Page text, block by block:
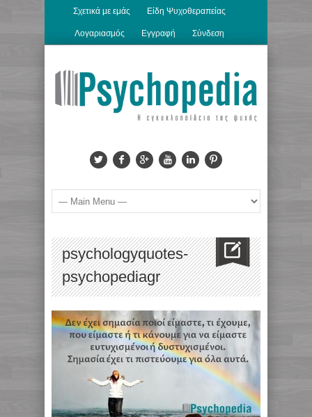
Σχετικά με εμάς Είδη Ψυχοθεραπείας
Λογαριασμός Εγγραφή Σύνδεση
psychologyquotes-
psychopediagr